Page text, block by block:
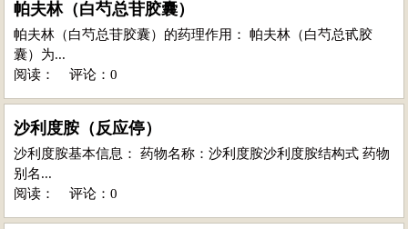
帕夫林（白芍总苷胶囊）
帕夫林（白芍总苷胶囊）的药理作用： 帕夫林（白芍总甙胶
囊）为...
阅读：
评论：0
沙利度胺（反应停）
沙利度胺基本信息： 药物名称：沙利度胺沙利度胺结构式 药物
别名...
阅读：
评论：0